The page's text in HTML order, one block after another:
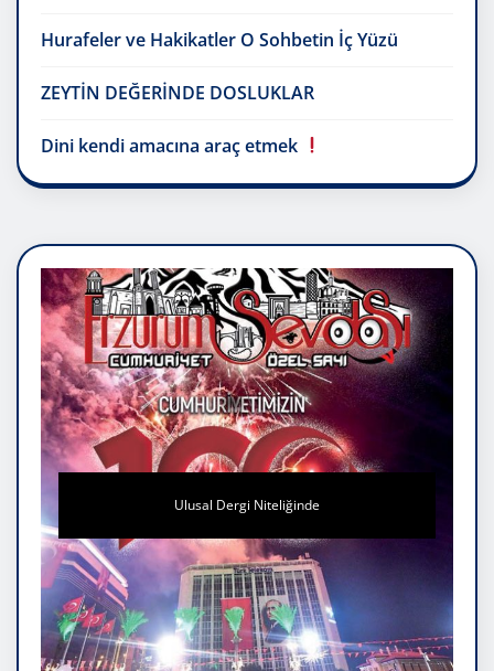
Hurafeler ve Hakikatler O Sohbetin İç Yüzü
ZEYTİN DEĞERİNDE DOSLUKLAR
Dini kendi amacına araç etmek
Ulusal Dergi Niteliğinde